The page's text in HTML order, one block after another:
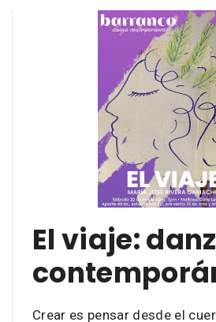
El viaje:
Crear es pensar desde el